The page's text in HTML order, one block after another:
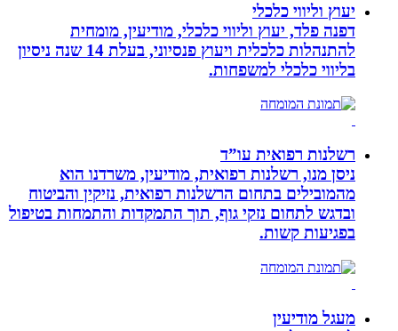
יעוץ וליווי כלכלי
דפנה פלד, יעוץ וליווי כלכלי, מודיעין, מומחית
להתנהלות כלכלית ויעוץ פנסיוני, בעלת 14 שנה ניסיון
בליווי כלכלי למשפחות.
רשלנות רפואית עו”ד
ניסן מנו, רשלנות רפואית, מודיעין, משרדנו הוא
מהמובילים בתחום הרשלנות רפואית, נזיקין והביטוח
ובדגש לתחום נזקי גוף, תוך התמקדות והתמחות בטיפול
בפגיעות קשות.
מעגל מודיעין